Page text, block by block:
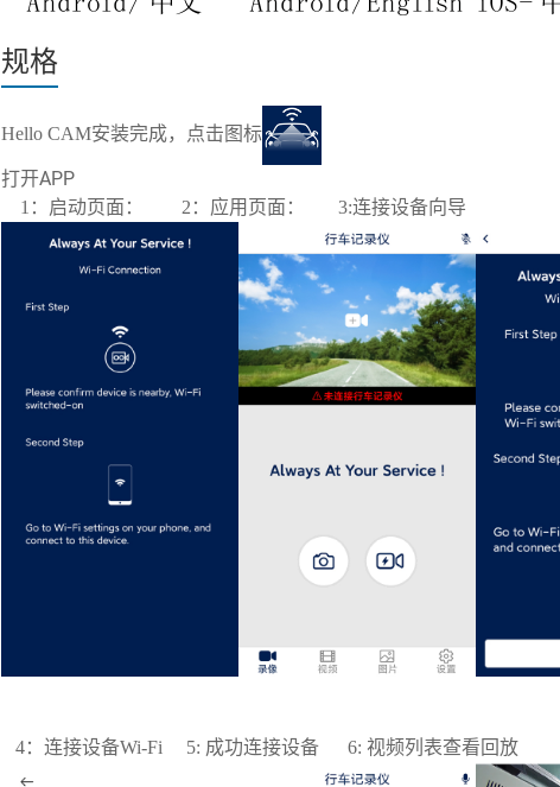
规格
Hello CAM安装完成，点击 图标
打开APP
1：启动页面： 2：应用页面： 3:连接设备向导
4：连接设备Wi-Fi 5: 成功连接设备 6: 视频列表查看回放